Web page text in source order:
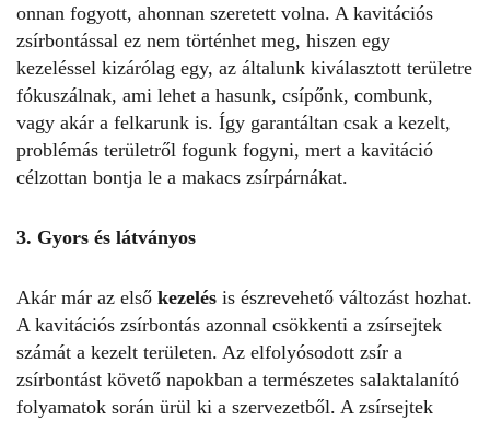
onnan fogyott, ahonnan szeretett volna. A kavitációs
zsírbontással ez nem történhet meg, hiszen egy
kezeléssel kizárólag egy, az általunk kiválasztott területre
fókuszálnak, ami lehet a hasunk, csípőnk, combunk,
vagy akár a felkarunk is. Így garantáltan csak a kezelt,
problémás területről fogunk fogyni, mert a kavitáció
célzottan bontja le a makacs zsírpárnákat.
3. Gyors és látványos
Akár már az első kezelés is észrevehető változást hozhat.
A kavitációs zsírbontás azonnal csökkenti a zsírsejtek
számát a kezelt területen. Az elfolyósodott zsír a
zsírbontást követő napokban a természetes salaktalanító
folyamatok során ürül ki a szervezetből. A zsírsejtek